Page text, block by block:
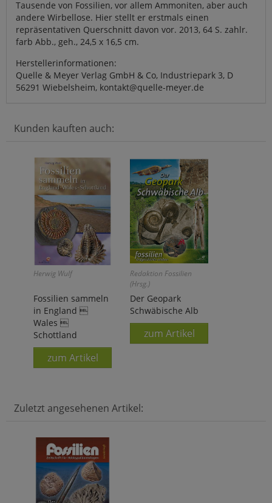
Tausende von Fossilien, vor allem Ammoniten, aber auch
andere Wirbellose. Hier stellt er erstmals einen
repräsentativen Querschnitt davon vor. 2013, 64 S. zahlr.
farb Abb., geh., 24,5 x 16,5 cm.
Herstellerinformationen:
Quelle & Meyer Verlag GmbH & Co, Industriepark 3, D
56291 Wiebelsheim, kontakt@quelle-meyer.de
Kunden kauften auch:
Herwig Wulf
Fossilien sammeln
in England 
Wales 
Schottland
zum Artikel
Redaktion Fossilien
(Hrsg.)
Der Geopark
Schwäbische Alb
zum Artikel
Zuletzt angesehenen Artikel: